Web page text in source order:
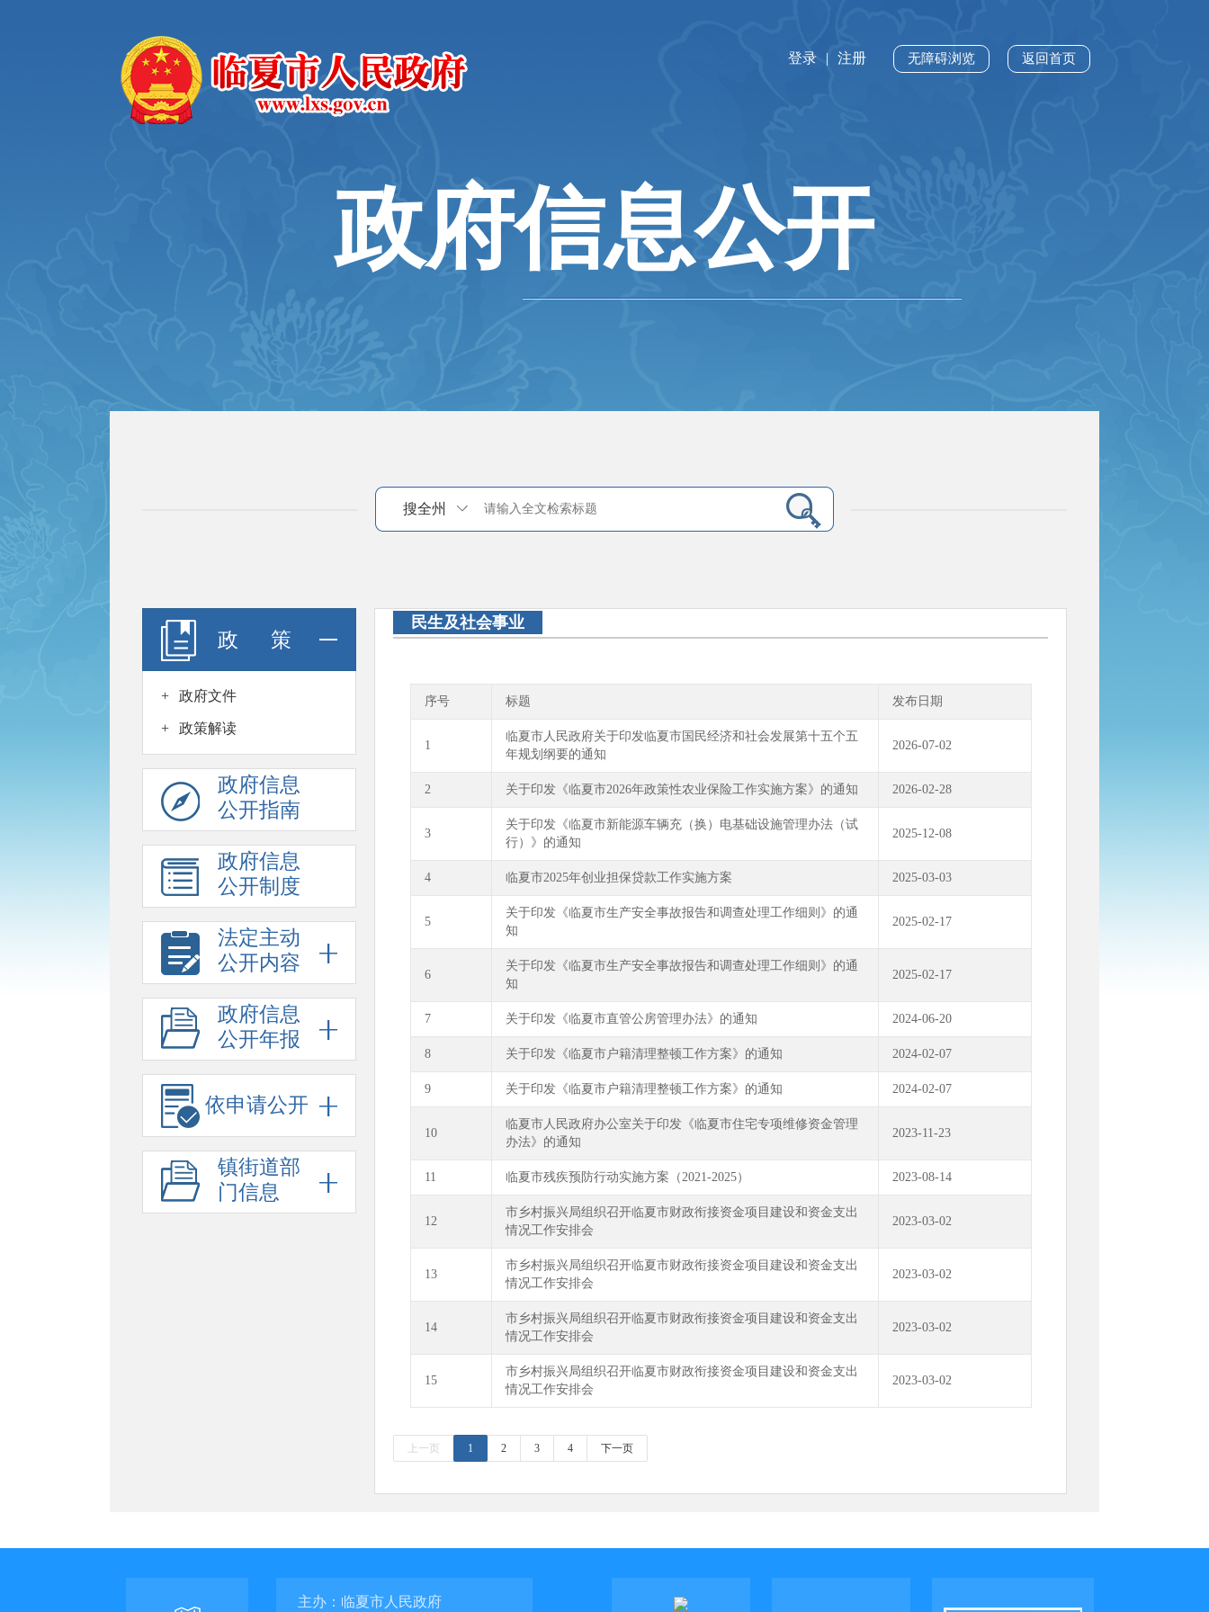
返回首页
无障碍浏览
登录 | 注册
政府信息公开
搜全州
政 策
+ 政府文件
+ 政策解读
政府信息
公开指南
政府信息
公开制度
法定主动
公开内容
政府信息
公开年报
依申请公开
镇街道部
门信息
民生及社会事业
序号 标题 发布日期
1
临夏市人民政府关于印发临夏市国民经济和社会发展第十五个五
年规划纲要的通知
2026-07-02
2 关于印发《临夏市2026年政策性农业保险工作实施方案》的通知 2026-02-28
3
关于印发《临夏市新能源车辆充（换）电基础设施管理办法（试
行）》的通知
2025-12-08
4 临夏市2025年创业担保贷款工作实施方案 2025-03-03
5
关于印发《临夏市生产安全事故报告和调查处理工作细则》的通
知
2025-02-17
6
关于印发《临夏市生产安全事故报告和调查处理工作细则》的通
知
2025-02-17
7 关于印发《临夏市直管公房管理办法》的通知 2024-06-20
8 关于印发《临夏市户籍清理整顿工作方案》的通知 2024-02-07
9 关于印发《临夏市户籍清理整顿工作方案》的通知 2024-02-07
10
临夏市人民政府办公室关于印发《临夏市住宅专项维修资金管理
办法》的通知
2023-11-23
11 临夏市残疾预防行动实施方案（2021-2025） 2023-08-14
12
市乡村振兴局组织召开临夏市财政衔接资金项目建设和资金支出
情况工作安排会
2023-03-02
13
市乡村振兴局组织召开临夏市财政衔接资金项目建设和资金支出
情况工作安排会
2023-03-02
14
市乡村振兴局组织召开临夏市财政衔接资金项目建设和资金支出
情况工作安排会
2023-03-02
15
市乡村振兴局组织召开临夏市财政衔接资金项目建设和资金支出
情况工作安排会
2023-03-02
上一页 1 2 3 4 下一页
主办：临夏市人民政府